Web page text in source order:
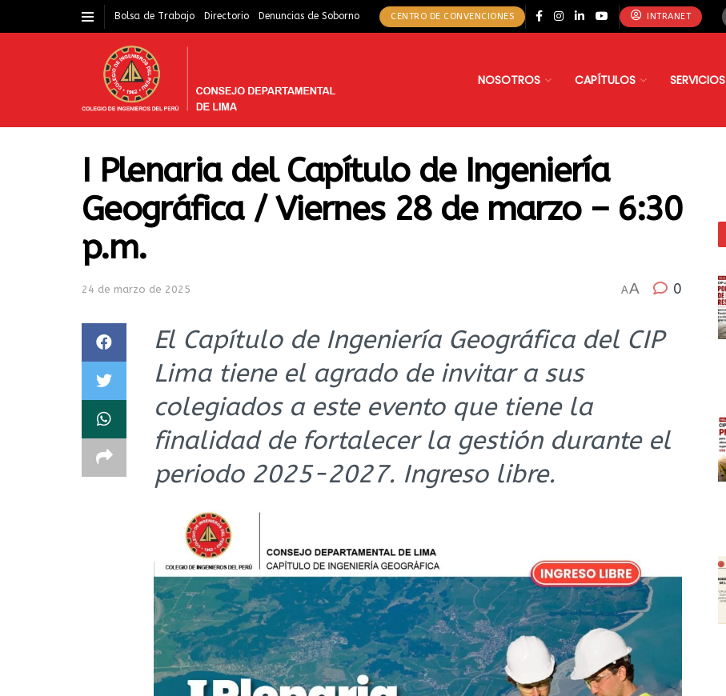
Bolsa de Trabajo Directorio Denuncias de Soborno CENTRO DE CONVENCIONES INTRANET
NOSOTROS CAPÍTULOS SERVICIOS
I Plenaria del Capítulo de Ingeniería
Geográfica / Viernes 28 de marzo – 6:30
p.m.
24 de marzo de 2025 AA 0
El Capítulo de Ingeniería Geográfica del CIP
Lima tiene el agrado de invitar a sus
colegiados a este evento que tiene la
finalidad de fortalecer la gestión durante el
periodo 2025-2027. Ingreso libre.